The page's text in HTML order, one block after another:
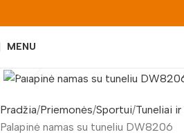
MENU
Pradžia Priemonės Sportui Tuneliai
Palapinė namas su tuneliu DW8206